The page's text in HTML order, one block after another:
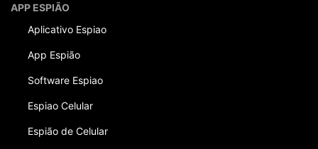
APP ESPIÃO
Aplicativo Espiao
App Espião
Software Espiao
Espiao Celular
Espião de Celular